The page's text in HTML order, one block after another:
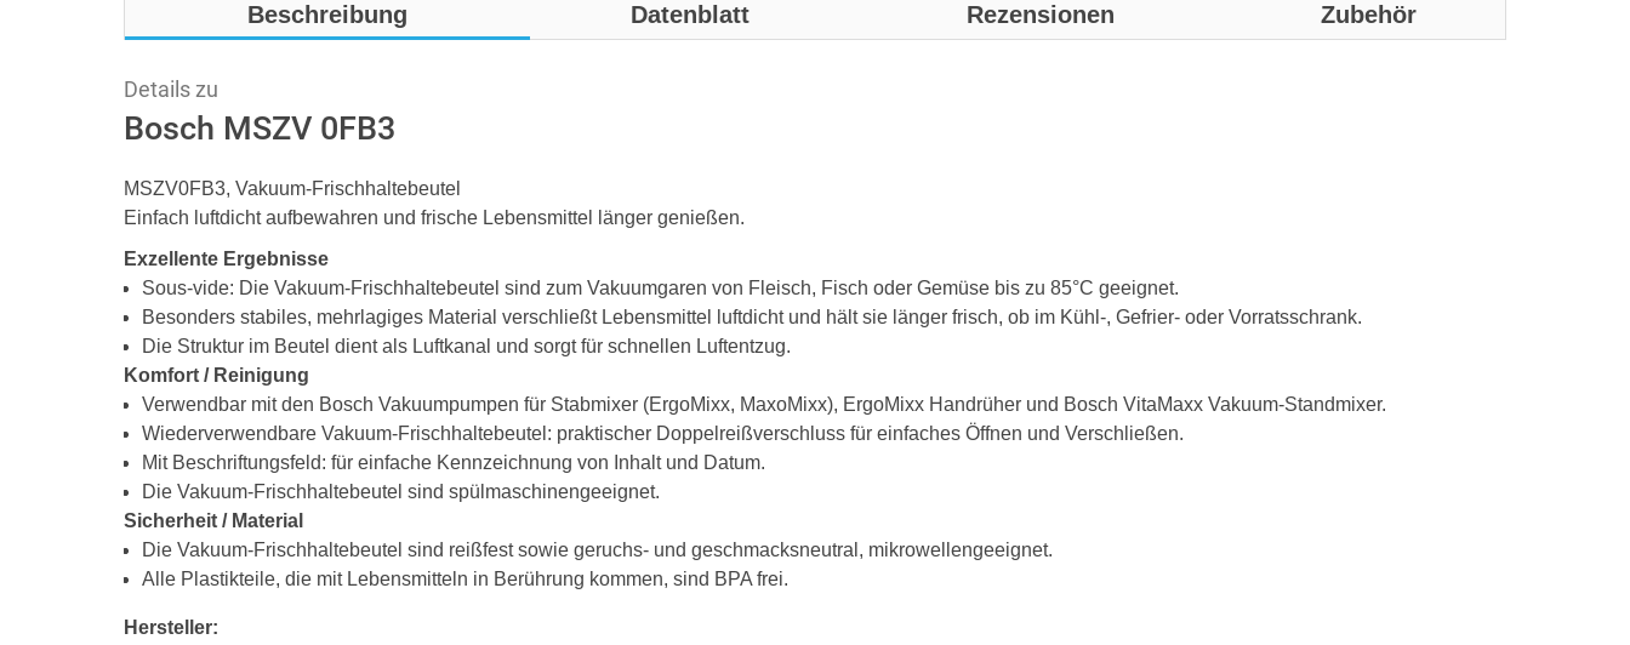
Beschreibung Datenblatt Rezensionen Zubehör
Details zu
Bosch MSZV 0FB3
MSZV0FB3, Vakuum-Frischhaltebeutel
Einfach luftdicht aufbewahren und frische Lebensmittel länger genießen.
Exzellente Ergebnisse
Sous-vide: Die Vakuum-Frischhaltebeutel sind zum Vakuumgaren von Fleisch, Fisch oder Gemüse bis zu 85°C geeignet.
Besonders stabiles, mehrlagiges Material verschließt Lebensmittel luftdicht und hält sie länger frisch, ob im Kühl-, Gefrier- oder Vorratsschrank.
Die Struktur im Beutel dient als Luftkanal und sorgt für schnellen Luftentzug.
Komfort / Reinigung
Verwendbar mit den Bosch Vakuumpumpen für Stabmixer (ErgoMixx, MaxoMixx), ErgoMixx Handrüher und Bosch VitaMaxx Vakuum-Standmixer.
Wiederverwendbare Vakuum-Frischhaltebeutel: praktischer Doppelreißverschluss für einfaches Öffnen und Verschließen.
Mit Beschriftungsfeld: für einfache Kennzeichnung von Inhalt und Datum.
Die Vakuum-Frischhaltebeutel sind spülmaschinengeeignet.
Sicherheit / Material
Die Vakuum-Frischhaltebeutel sind reißfest sowie geruchs- und geschmacksneutral, mikrowellengeeignet.
Alle Plastikteile, die mit Lebensmitteln in Berührung kommen, sind BPA frei.
Hersteller: